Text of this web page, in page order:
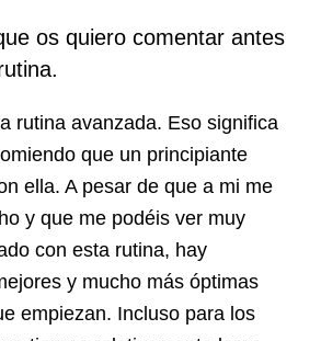
os quiero comentar antes
rutina avanzada. Eso significa
que un principiante
ella. A pesar de que a mi me
y que me podéis ver muy
con esta rutina, hay
y mucho más óptimas
empiezan. Incluso para los